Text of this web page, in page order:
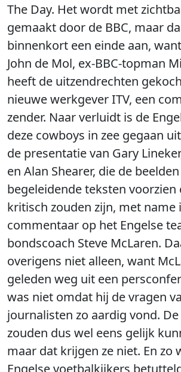
The Day. Het wordt met
gemaakt door de BBC, maar
binnenkort een einde aan,
John de Mol, ex-BBC-topman
heeft de uitzendrechten
nieuwe werkgever ITV, een
zender. Naar verluidt is de
deze cowboys in zee gegaan
de presentatie van Gary
en Alan Shearer, die de
begeleidende teksten voorzien
kritisch zouden zijn, met name
commentaar op het Engelse
bondscoach Steve McLaren.
overigens niet alleen, want
geleden weg uit een
was niet omdat hij de vragen
journalisten zo aardig vond.
zouden dus wel eens gelijk
maar dat krijgen ze niet. En zo
Engelse voetbalkijkers